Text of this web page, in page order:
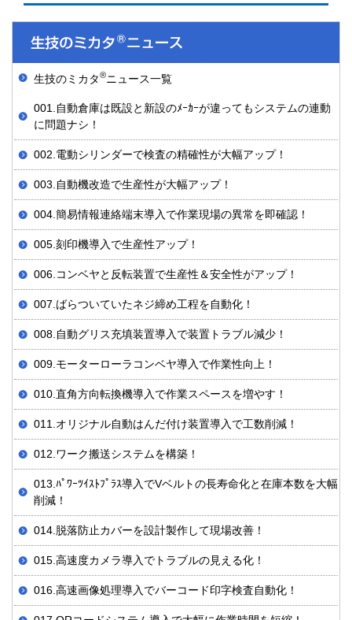
生技のミカタ®ニュース一覧
001.自動倉庫は既設と新設のﾒｰｶｰが違ってもシステムの連動
に問題ナシ！
002.電動シリンダーで検査の精確性が大幅アップ！
003.自動機改造で生産性が大幅アップ！
004.簡易情報連絡端末導入で作業現場の異常を即確認！
005.刻印機導入で生産性アップ！
006.コンベヤと反転装置で生産性＆安全性がアップ！
007.ばらついていたネジ締め工程を自動化！
008.自動グリス充填装置導入で装置トラブル減少！
009.モーターローラコンベヤ導入で作業性向上！
010.直角方向転換機導入で作業スペースを増やす！
011.オリジナル自動はんだ付け装置導入で工数削減！
012.ワーク搬送システムを構築！
013.ﾊﾟﾜｰﾂｲｽﾄﾌﾟﾗｽ導入でVベルトの長寿命化と在庫本数を大幅
削減！
014.脱落防止カバーを設計製作して現場改善！
015.高速度カメラ導入でトラブルの見える化！
016.高速画像処理導入でバーコード印字検査自動化！